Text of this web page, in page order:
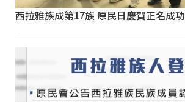
西拉雅族成第17族 原民日慶賀正名成功